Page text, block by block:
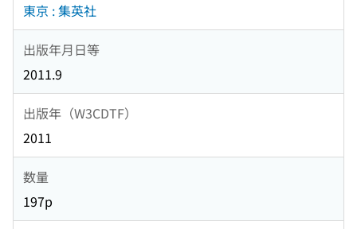
東京 : 集英社
出版年月日等
2011.9
出版年（W3CDTF）
2011
数量
197p